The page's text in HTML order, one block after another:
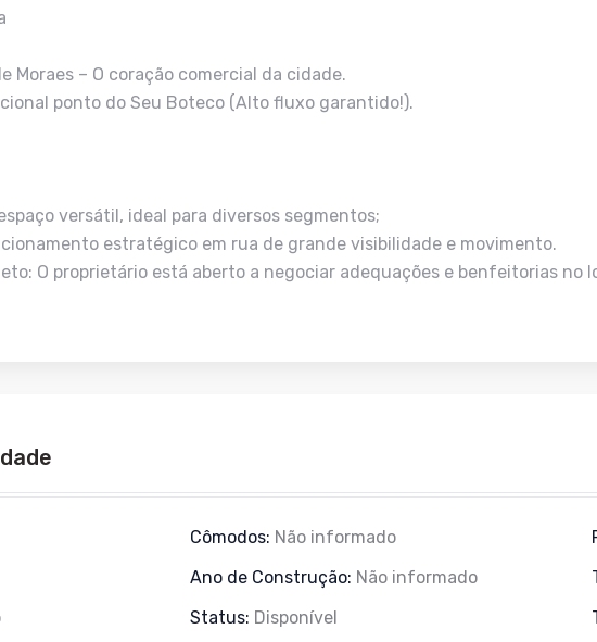
Moraes – O coração comercial da cidade.
ponto do Seu Boteco (Alto fluxo garantido!).
versátil, ideal para diversos segmentos;
estratégico em rua de grande visibilidade e movimento.
O proprietário está aberto a negociar adequações e benfeitorias
Cômodos: Não informado
Ano de Construção: Não informado
Status: Disponível